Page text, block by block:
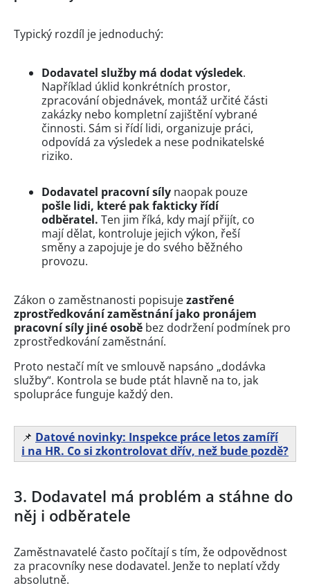
Typický rozdíl je jednoduchý:
Dodavatel služby má dodat výsledek.
Například úklid konkrétních prostor,
zpracování objednávek, montáž určité části
zakázky nebo kompletní zajištění vybrané
činnosti. Sám si řídí lidi, organizuje práci,
odpovídá za výsledek a nese podnikatelské
riziko.
Dodavatel pracovní síly naopak pouze
pošle lidi, které pak fakticky řídí
odběratel. Ten jim říká, kdy mají přijít, co
mají dělat, kontroluje jejich výkon, řeší
směny a zapojuje je do svého běžného
provozu.
Zákon o zaměstnanosti popisujezastřené
zprostředkování zaměstnání jako pronájem
pracovní síly jiné osobě bez dodržení podmínek pro
zprostředkování zaměstnání.
Proto nestačí mít ve smlouvě napsáno „dodávka
služby“. Kontrola se bude ptát hlavně na to, jak
spolupráce funguje každý den.
📌 Datové novinky: Inspekce práce letos zamíří
i na HR. Co si zkontrolovat dřív, než bude pozdě?
3. Dodavatel má problém a stáhne do
něj i odběratele
Zaměstnavatelé často počítají s tím, že odpovědnost
za pracovníky nese dodavatel. Jenže to neplatí vždy
absolutně.